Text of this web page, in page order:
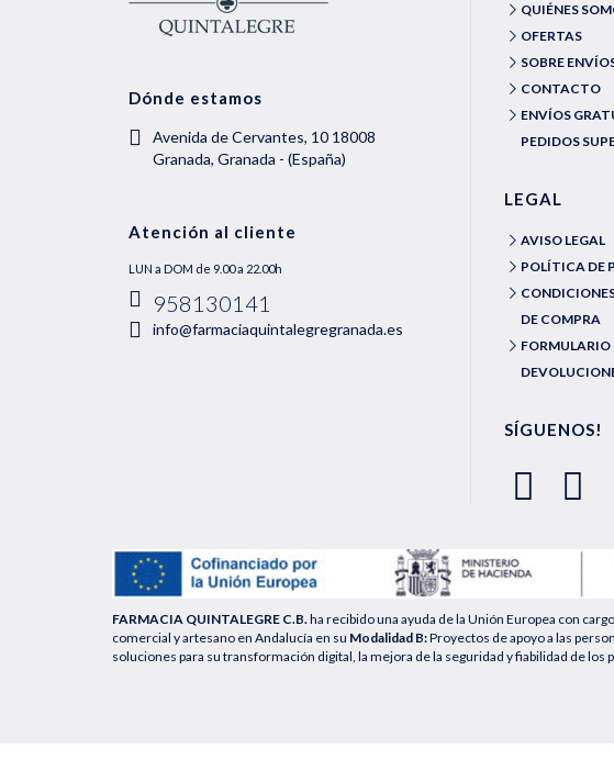
Dónde estamos
Avenida de Cervantes, 10 18008
Granada, Granada - (España)
Atención al cliente
LUN a DOM de 9.00 a 22.00h
958130141
info@farmaciaquintalegregranada.es
QUIÉNES
OFERTAS
SOBRE
CONTACTO
ENVÍOS
PEDIDOS
LEGAL
AVISO LEGAL
POLÍTICA DE
DE COMPRA
FORMULARIO
SÍGUENOS!
FARMACIA QUINTALEGRE C.B.ha recibido una ayuda de la Unión Europea con
comercial y artesano en Andalucía en su Modalidad B:Proyectos de apoyo a las
soluciones para su transformación digital, la mejora de la seguridad y fiabilidad de